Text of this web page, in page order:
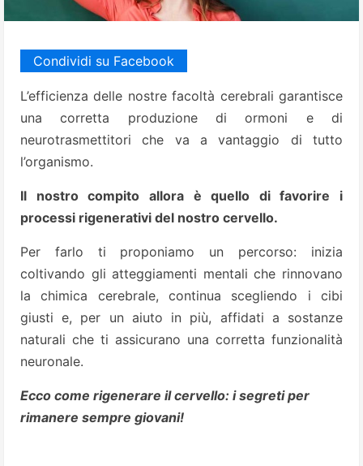
Condividi su Facebook
L’efficienza delle nostre facoltà cerebrali garantisce
una corretta produzione di ormoni e di
neurotrasmettitori che va a vantaggio di tutto
l’organismo.
Il nostro compito allora è quello di favorire i
processi rigenerativi del nostro cervello.
Per farlo ti proponiamo un percorso: inizia
coltivando gli atteggiamenti mentali che rinnovano
la chimica cerebrale, continua scegliendo i cibi
giusti e, per un aiuto in più, affidati a sostanze
naturali che ti assicurano una corretta funzionalità
neuronale.
Ecco come rigenerare il cervello: i segreti per
rimanere sempre giovani!